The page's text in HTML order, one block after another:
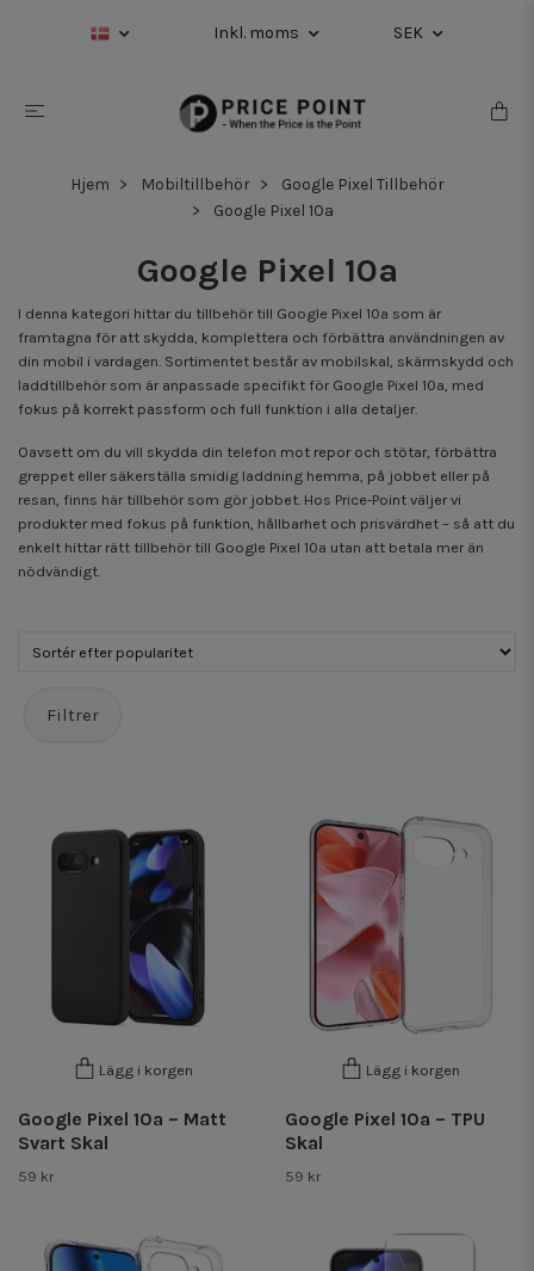
Inkl. moms SEK
Hjem Mobiltillbehör
Google Pixel Tillbehör
Google Pixel 10a
Google Pixel 10a
I denna kategori hittar du tillbehör till Google Pixel 10a som är
framtagna för att skydda, komplettera och förbättra användningen av
din mobil i vardagen. Sortimentet består av mobilskal, skärmskydd och
laddtillbehör som är anpassade specifikt för Google Pixel 10a, med
fokus på korrekt passform och full funktion i alla detaljer.
Oavsett om du vill skydda din telefon mot repor och stötar, förbättra
greppet eller säkerställa smidig laddning hemma, på jobbet eller på
resan, finns här tillbehör som gör jobbet. Hos Price-Point väljer vi
produkter med fokus på funktion, hållbarhet och prisvärdhet – så att du
enkelt hittar rätt tillbehör till Google Pixel 10a utan att betala mer än
nödvändigt.
Filtrer
Lägg i korgen
Google Pixel 10a – Matt
Svart Skal
59 kr
Lägg i korgen
Google Pixel 10a – TPU
Skal
59 kr